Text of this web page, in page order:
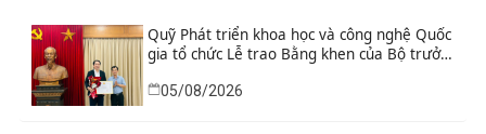
Quỹ Phát triển khoa học và công nghệ Quốc
gia tổ chức Lễ trao Bằng khen của Bộ trưởng
nhân có thành tích xuất sắc
05/08/2026